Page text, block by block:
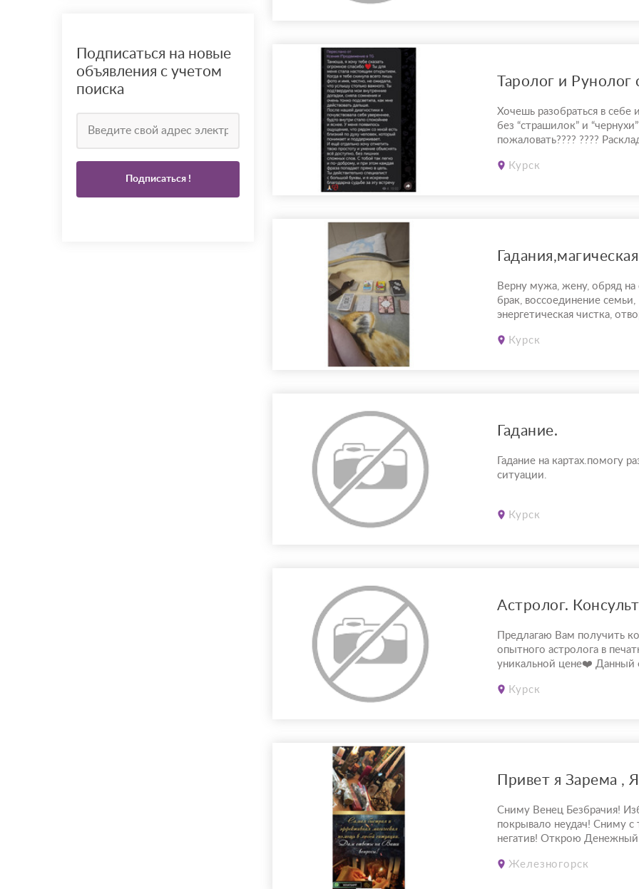
Подписаться на новые
объявления с учетом
поиска
Подписаться !
Хочешь разобраться в себе
без “страшилок” и
пожаловать???? ????
предназначение. ????
Курск
Верну мужа, жену, обряд на
брак, воссоединение семьи,
энергетическая чистка,
канал удачи, любовная
Курск
Гадание.
Гадание на картах.помогу
ситуации.
Курск
Астролог.
Предлагаю Вам получить
опытного астролога в
уникальной цене❤️ Данный
не может найти время/силы
Курск
Сниму Венец Безбрачия!
покрывало неудач! Сниму с
негатив! Открою
сохранить семью! Пиши мне
Железногорск